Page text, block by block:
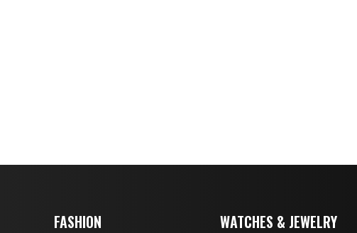
FASHION WATCHES & JEWELRY